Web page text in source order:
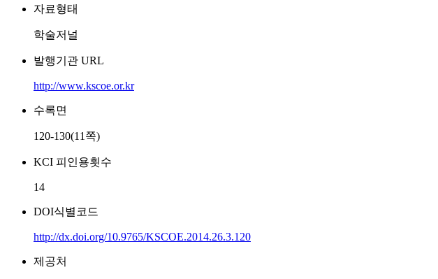
자료형태
학술저널
발행기관 URL
http://www.kscoe.or.kr
수록면
120-130(11쪽)
KCI 피인용횟수
14
DOI식별코드
http://dx.doi.org/10.9765/KSCOE.2014.26.3.120
제공처